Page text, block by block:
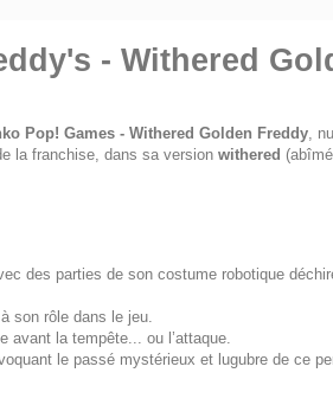
- Withered
Pop! Games - Withered Golden Freddy,
la franchise, dans sa version withered
des parties de son costume robotique
son rôle dans le jeu.
avant la tempête... ou l’attaque.
le passé mystérieux et lugubre de ce